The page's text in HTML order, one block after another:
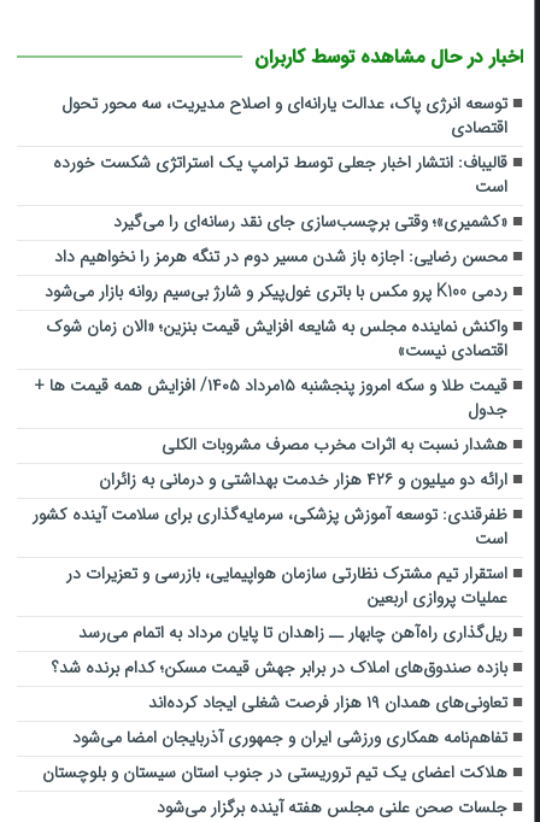
اخبار در حال مشاهده توسط کاربران
توسعه انرژی پاک، عدالت یارانه‌ای و اصلاح مدیریت، سه محور تحول
اقتصادی
قالیباف: انتشار اخبار جعلی توسط ترامپ یک استراتژی شکست خورده
است
«کشمیری»؛ وقتی برچسب‌سازی جای نقد رسانه‌ای را می‌گیرد
محسن رضایی: اجازه باز شدن مسیر دوم در تنگه هرمز را نخواهیم داد
ردمی K100 پرو مکس با باتری غول‌پیکر و شارژ بی‌سیم روانه بازار می‌شود
واکنش نماینده مجلس به شایعه افزایش قیمت بنزین؛ «الان زمان شوک
اقتصادی نیست»
قیمت طلا و سکه امروز پنجشنبه ۱۵مرداد ۱۴۰۵/ افزایش همه قیمت ها +
جدول
هشدار نسبت به اثرات مخرب مصرف مشروبات الکلی
ارائه دو میلیون و ۴۲۶ هزار خدمت بهداشتی و درمانی به زائران
ظفرقندی: توسعه آموزش پزشکی، سرمایه‌گذاری برای سلامت آینده کشور
است
استقرار تیم مشترک نظارتی سازمان هواپیمایی، بازرسی و تعزیرات در
عملیات پروازی اربعین
ریل‌گذاری راه‌آهن چابهار ــ زاهدان تا پایان مرداد به اتمام می‌رسد
بازده صندوق‌های املاک در برابر جهش قیمت مسکن؛ کدام برنده شد؟
تعاونی‌های همدان ۱۹ هزار فرصت شغلی ایجاد کرده‌اند
تفاهم‌نامه همکاری ورزشی ایران و جمهوری آذربایجان امضا می‌شود
هلاکت اعضای یک تیم تروریستی در جنوب استان سیستان و بلوچستان
جلسات صحن علنی مجلس هفته آینده برگزار می‌شود